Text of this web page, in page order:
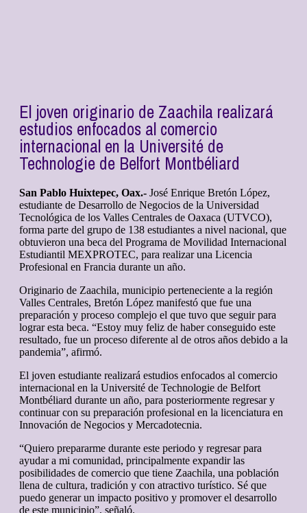
El joven originario de Zaachila realizará
estudios enfocados al comercio
internacional en la Université de
Technologie de Belfort Montbéliard
San Pablo Huixtepec, Oax.- José Enrique Bretón López,
estudiante de Desarrollo de Negocios de la Universidad
Tecnológica de los Valles Centrales de Oaxaca (UTVCO),
forma parte del grupo de 138 estudiantes a nivel nacional, que
obtuvieron una beca del Programa de Movilidad Internacional
Estudiantil MEXPROTEC, para realizar una Licencia
Profesional en Francia durante un año.
Originario de Zaachila, municipio perteneciente a la región
Valles Centrales, Bretón López manifestó que fue una
preparación y proceso complejo el que tuvo que seguir para
lograr esta beca. “Estoy muy feliz de haber conseguido este
resultado, fue un proceso diferente al de otros años debido a la
pandemia”, afirmó.
El joven estudiante realizará estudios enfocados al comercio
internacional en la Université de Technologie de Belfort
Montbéliard durante un año, para posteriormente regresar y
continuar con su preparación profesional en la licenciatura en
Innovación de Negocios y Mercadotecnia.
“Quiero prepararme durante este periodo y regresar para
ayudar a mi comunidad, principalmente expandir las
posibilidades de comercio que tiene Zaachila, una población
llena de cultura, tradición y con atractivo turístico. Sé que
puedo generar un impacto positivo y promover el desarrollo
de este municipio”, señaló.